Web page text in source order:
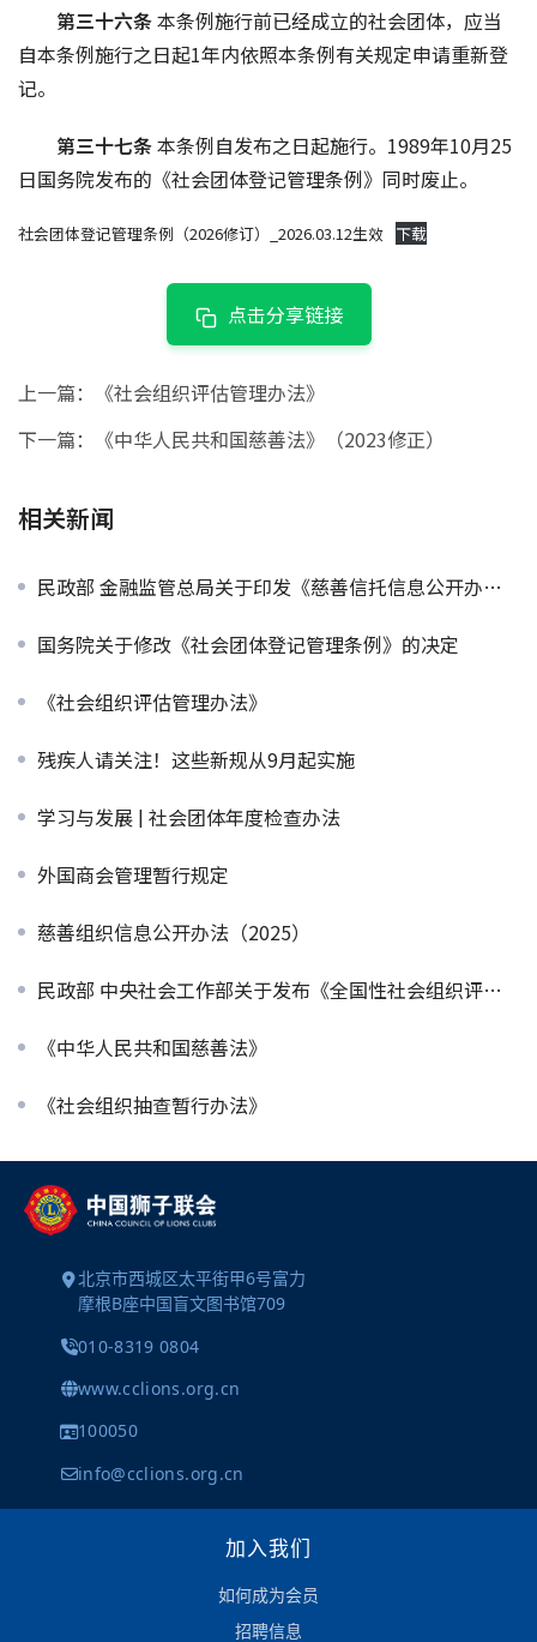
第三十六条 本条例施行前已经成立的社会团体，应当
自本条例施行之日起1年内依照本条例有关规定申请重新登
记。
第三十七条 本条例自发布之日起施行。1989年10月25
日国务院发布的 《社会团体登记管理条例》 同时废止。
社会团体登记管理条例（2026修订）_2026.03.12生效 下载
点击分享链接
上一篇：
《社会组织评估管理办法》
下一篇：
《中华人民共和国慈善法》（2023修正）
相关新闻
民政部 金融监管总局关于印发《慈善信托信息公开办法》的通知
国务院关于修改《社会团体登记管理条例》的决定
《社会组织评估管理办法》
残疾人请关注！这些新规从9月起实施
学习与发展 | 社会团体年度检查办法
外国商会管理暂行规定
慈善组织信息公开办法（2025）
民政部 中央社会工作部关于发布《全国性社会组织评比表彰项目清单》的公告
《中华人民共和国慈善法》
《社会组织抽查暂行办法》
北京市西城区太平街甲6号富力
摩根B座中国盲文图书馆709
010-8319 0804
www.cclions.org.cn
100050
info@cclions.org.cn
加入我们
如何成为会员
招聘信息